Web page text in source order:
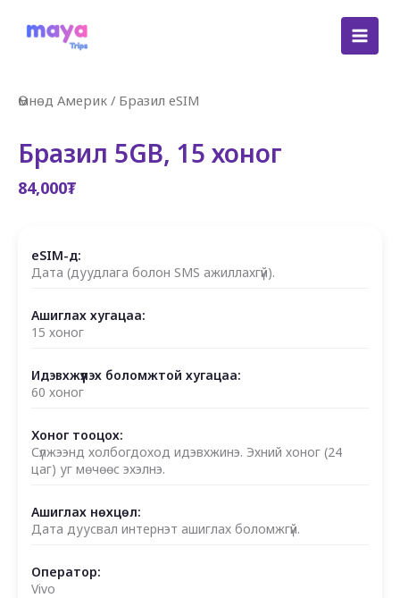
Өмнөд Америк / Бразил eSIM
Бразил 5GB, 15 хоног
84,000₮
eSIM-д:
Дата (дуудлага болон SMS ажиллахгүй).
Ашиглах хугацаа:
15 хоног
Идэвхжүүлэх боломжтой хугацаа:
60 хоног
Хоног тооцох:
Сүлжээнд холбогдоход идэвхжинэ. Эхний хоног (24
цаг) уг мөчөөс эхэлнэ.
Ашиглах нөхцөл:
Дата дуусвал интернэт ашиглах боломжгүй.
Оператор:
Vivo